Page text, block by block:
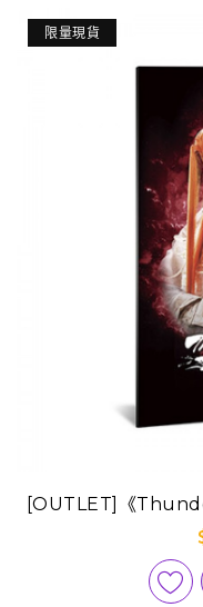
限量現貨
[OUTLET]《
版手